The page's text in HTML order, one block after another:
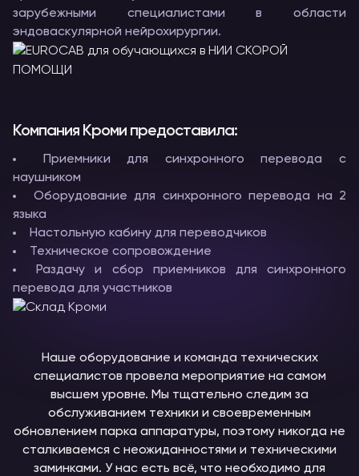
зарубежными специалистами в области
эндоваскулярной нейрохирургии.
Компания Кроми предоставила:
Приемники для синхронного перевода с
наушником
Оборудование для синхронного перевода на 2
языка
Настольную кабину для переводчиков
Техническое сопровождение
Раздачу и сбор приемников для синхронного
перевода для участников
Наше оборудование и команда технических
специалистов провела мероприятие на самом
высшем уровне. Мы тщательно следим за
обслуживанием техники и своевременным
обновлением парка аппаратуры, поэтому никогда не
сталкиваемся с неожиданностями и техническими
заминками. У нас есть всё, что необходимо для